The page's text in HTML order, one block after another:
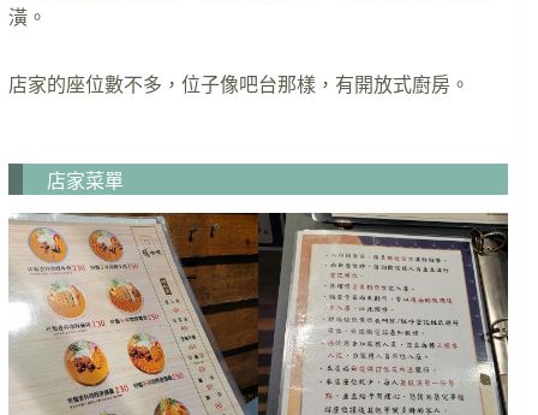
潢。
店家的座位數不多，位子像吧台那樣，有開放式廚房。
店家菜單